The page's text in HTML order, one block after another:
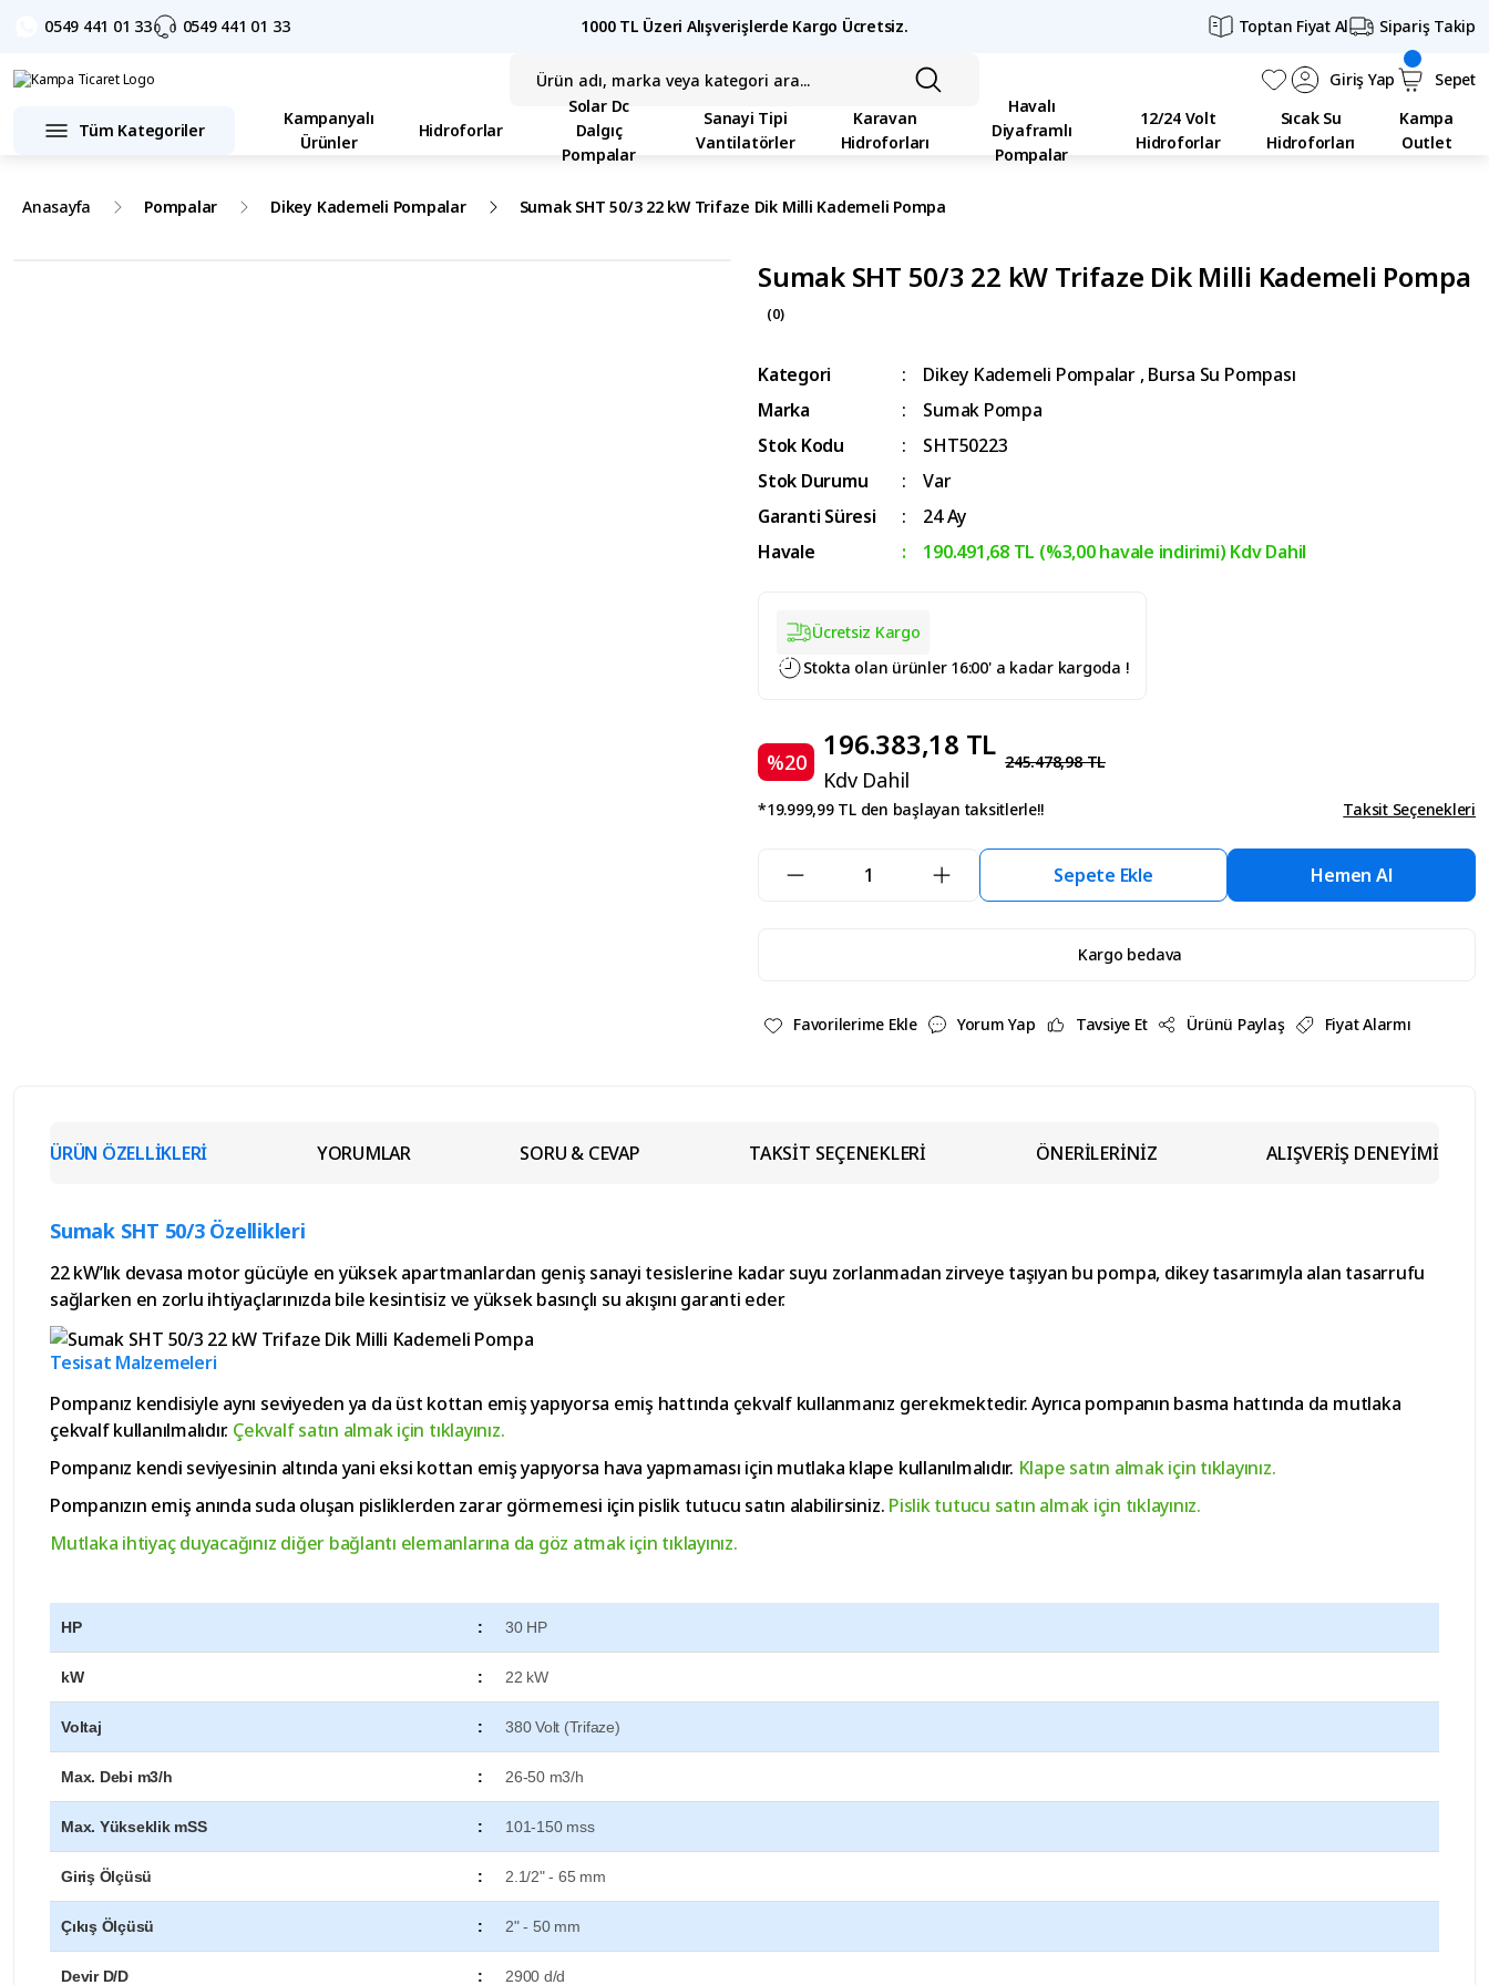
0549 441 01 33 0549 441 01 33 1000 TL Üzeri Alışverişlerde Kargo Ücretsiz. Toptan Fiyat Al Sipariş Takip
Giriş Yap Sepet
Tüm Kategoriler
Kampanyalı
Ürünler
Hidroforlar
Solar Dc
Dalgıç
Pompalar
Sanayi Tipi
Vantilatörler
Karavan
Hidroforları
Havalı
Diyaframlı
Pompalar
12/24 Volt
Hidroforlar
Sıcak Su
Hidroforları
Kampa
Outlet
Anasayfa Pompalar Dikey Kademeli Pompalar Sumak SHT 50/3 22 kW Trifaze Dik Milli Kademeli Pompa
Sumak SHT 50/3 22 kW Trifaze Dik Milli Kademeli Pompa
(0)
Kategori Dikey Kademeli Pompalar ,Bursa Su Pompası
Marka
Sumak Pompa
Stok Kodu
SHT50223
Stok Durumu
Var
Garanti Süresi
24 Ay
Havale
190.491,68 TL (%3,00 havale indirimi) Kdv Dahil
Ücretsiz Kargo
Stokta olan ürünler 16:00' a kadar kargoda !
%20 196.383,18 TL
Kdv Dahil
245.478,98 TL
*19.999,99 TL den başlayan taksitlerle!! Taksit Seçenekleri
Sepete Ekle Hemen Al
Kargo bedava
Yorum Yap Tavsiye Et Ürünü Paylaş Fiyat Alarmı
ÜRÜN ÖZELLİKLERİ YORUMLAR SORU & CEVAP TAKSİT SEÇENEKLERİ ÖNERİLERİNİZ ALIŞVERİŞ DENEYİMİ
Sumak SHT 50/3 Özellikleri
22 kW’lık devasa motor gücüyle en yüksek apartmanlardan geniş sanayi tesislerine kadar suyu zorlanmadan zirveye taşıyan bu pompa, dikey tasarımıyla alan tasarrufu
sağlarken en zorlu ihtiyaçlarınızda bile kesintisiz ve yüksek basınçlı su akışını garanti eder.
Tesisat Malzemeleri
Pompanız kendisiyle aynı seviyeden ya da üst kottan emiş yapıyorsa emiş hattında çekvalf kullanmanız gerekmektedir. Ayrıca pompanın basma hattında da mutlaka
çekvalf kullanılmalıdır. Çekvalf satın almak için tıklayınız.
Pompanız kendi seviyesinin altında yani eksi kottan emiş yapıyorsa hava yapmaması için mutlaka klape kullanılmalıdır. Klape satın almak için tıklayınız.
Pompanızın emiş anında suda oluşan pisliklerden zarar görmemesi için pislik tutucu satın alabilirsiniz. Pislik tutucu satın almak için tıklayınız.
Mutlaka ihtiyaç duyacağınız diğer bağlantı elemanlarına da göz atmak için tıklayınız.
HP : 30 HP
kW : 22 kW
Voltaj : 380 Volt (Trifaze)
Max. Debi m3/h : 26-50 m3/h
Max. Yükseklik mSS : 101-150 mss
Giriş Ölçüsü : 2.1/2" - 65 mm
Çıkış Ölçüsü : 2" - 50 mm
Devir D/D : 2900 d/d